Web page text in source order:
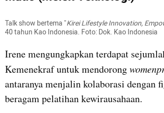
Talk show bertema "Kirei Lifestyle Innovation,
40 tahun Kao Indonesia. Foto: Dok. Kao Indonesia
Irene mengungkapkan terdapat
Kemenekraf untuk mendorong
antaranya menjalin kolaborasi dengan
beragam pelatihan kewirausahaan.